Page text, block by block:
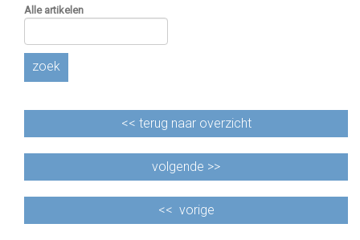
Alle artikelen
zoek
<< terug naar overzicht
volgende >>
<< vorige